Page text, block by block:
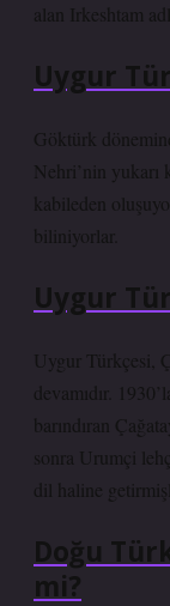
alan Irkeshtam
Uygur
Göktürk
Nehri’nin yukarı
kabileden
biliniyorlar.
Uygur
Uygur Türkçesi,
devamıdır.
barındıran
sonra Urumçi
dil haline
Doğu
mi?